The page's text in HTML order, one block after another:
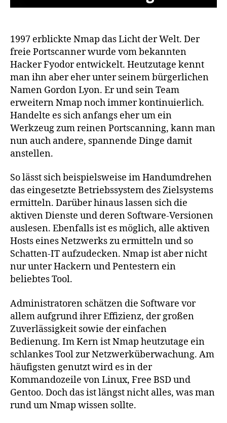
1997 erblickte Nmap das Licht der Welt. Der
freie Portscanner wurde vom bekannten
Hacker Fyodor entwickelt. Heutzutage kennt
man ihn aber eher unter seinem bürgerlichen
Namen Gordon Lyon. Er und sein Team
erweitern Nmap noch immer kontinuierlich.
Handelte es sich anfangs eher um ein
Werkzeug zum reinen Portscanning, kann man
nun auch andere, spannende Dinge damit
anstellen.
So lässt sich beispielsweise im Handumdrehen
das eingesetzte Betriebssystem des Zielsystems
ermitteln. Darüber hinaus lassen sich die
aktiven Dienste und deren Software-Versionen
auslesen. Ebenfalls ist es möglich, alle aktiven
Hosts eines Netzwerks zu ermitteln und so
Schatten-IT aufzudecken. Nmap ist aber nicht
nur unter Hackern und Pentestern ein
beliebtes Tool.
Administratoren schätzen die Software vor
allem aufgrund ihrer Effizienz, der großen
Zuverlässigkeit sowie der einfachen
Bedienung. Im Kern ist Nmap heutzutage ein
schlankes Tool zur Netzwerküberwachung. Am
häufigsten genutzt wird es in der
Kommandozeile von Linux, Free BSD und
Gentoo. Doch das ist längst nicht alles, was man
rund um Nmap wissen sollte.